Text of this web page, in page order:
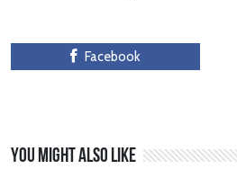
Facebook
You might also like